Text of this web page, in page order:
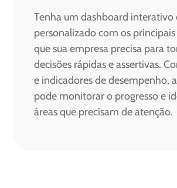
Tenha um dashboard interativo
personalizado com os
que sua empresa precisa para
decisões rápidas e assertivas.
e indicadores de desempenho,
pode monitorar o progresso e
áreas que precisam de atenção.